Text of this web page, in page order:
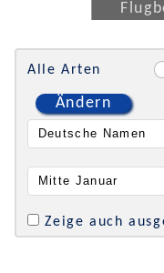
Alle Arten
Ändern
Zeige auch